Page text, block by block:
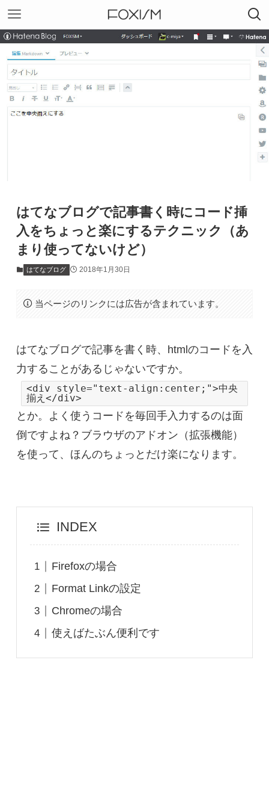
はてなブログで記事書く時にコード挿
入をちょっと楽にするテクニック（あ
まり使ってないけど）
はてなブログ 2018年1月30日
当ページのリンクには広告が含まれています。
はてなブログで記事を書く時、htmlのコードを入
力することがあるじゃないですか。
<div style="text-align:center;">中央
揃え</div>
とか。よく使うコードを毎回手入力するのは面
倒ですよね？ブラウザのアドオン（拡張機能）
を使って、ほんのちょっとだけ楽になります。
INDEX
Firefoxの場合
Format Linkの設定
Chromeの場合
使えばたぶん便利です